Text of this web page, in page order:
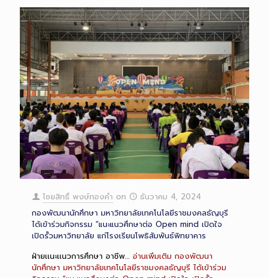
ไชยสิทธิ์ พงษ์ทองคำ on
ธันวาคม 4, 2024
กองพัฒนานักศึกษา มหาวิทยาลัยเทคโนโลยีราชมงคลธัญบุรี
ได้เข้าร่วมกิจกรรม “แนะแนวศึกษาต่อ Open mind เปิดใจ
เปิดรั้วมหาวิทยาลัย แก่โรงเรียนโพธิสัมพันธ์พิทยาคาร
ฝ่ายเเนะเเนวการศึกษา อาชีพ… อ่านเพิ่มเติม กองพัฒนา
นักศึกษา มหาวิทยาลัยเทคโนโลยีราชมงคลธัญบุรี ได้เข้าร่วม